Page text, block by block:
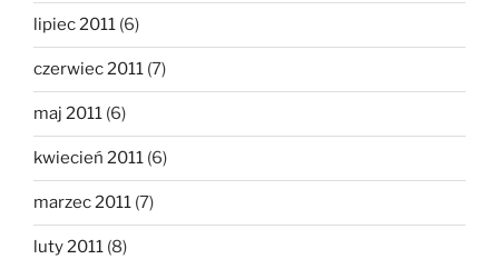
lipiec 2011 (6)
czerwiec 2011 (7)
maj 2011 (6)
kwiecień 2011 (6)
marzec 2011 (7)
luty 2011 (8)